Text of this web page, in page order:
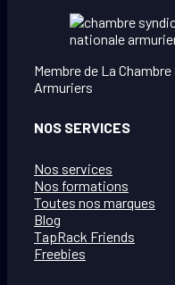
Membre de La
Armuriers
NOS SERVICES
Nos services
Nos formations
Toutes nos marques
Blog
TapRack Friends
Freebies